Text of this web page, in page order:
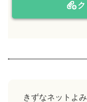
きずなネットよ